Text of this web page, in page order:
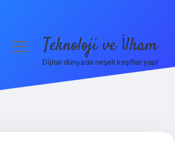
menüyüTeknoloji ve İlham
Dijital dünyada neşeli keşifler yap!